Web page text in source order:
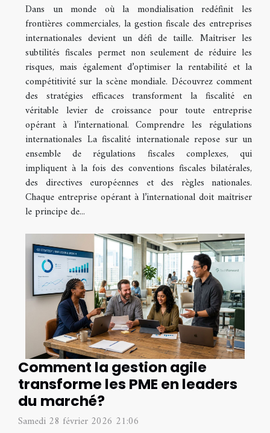
Dans un monde où la mondialisation redéfinit les
frontières commerciales, la gestion fiscale des entreprises
internationales devient un défi de taille. Maîtriser les
subtilités fiscales permet non seulement de réduire les
risques, mais également d’optimiser la rentabilité et la
compétitivité sur la scène mondiale. Découvrez comment
des stratégies efficaces transforment la fiscalité en
véritable levier de croissance pour toute entreprise
opérant à l’international. Comprendre les régulations
internationales La fiscalité internationale repose sur un
ensemble de régulations fiscales complexes, qui
impliquent à la fois des conventions fiscales bilatérales,
des directives européennes et des règles nationales.
Chaque entreprise opérant à l’international doit maîtriser
le principe de...
Comment la gestion agile
transforme les PME en leaders
du marché?
Samedi 28 février 2026 21:06